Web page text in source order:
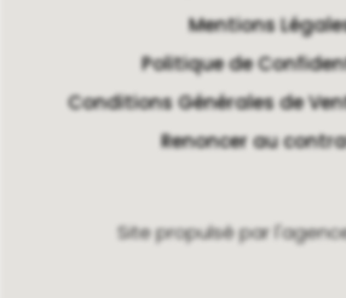
Mentions
Politique de
Conditions Générales de
Renoncer au
Site propulsé par